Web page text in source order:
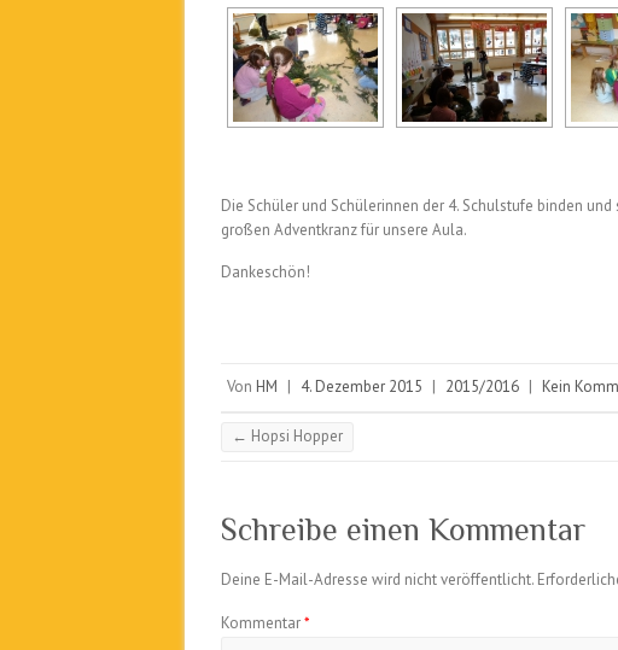
Die Schüler und Schülerinnen der 4. Schulstufe binden
großen Adventkranz für unsere Aula.
Dankeschön!
Von HM | 4. Dezember 2015 | 2015/2016 | Kein
← Hopsi Hopper
Schreibe einen Kommentar
Deine E-Mail-Adresse wird nicht veröffentlicht.
Kommentar*